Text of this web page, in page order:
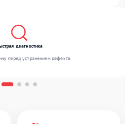
диагностика
перед устранением дефекта.